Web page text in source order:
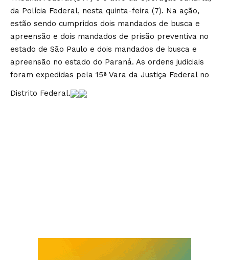
da Polícia Federal, nesta quinta-feira (7). Na ação,
estão sendo cumpridos dois mandados de busca e
apreensão e dois mandados de prisão preventiva no
estado de São Paulo e dois mandados de busca e
apreensão no estado do Paraná. As ordens judiciais
foram expedidas pela 15ª Vara da Justiça Federal no
Distrito Federal.